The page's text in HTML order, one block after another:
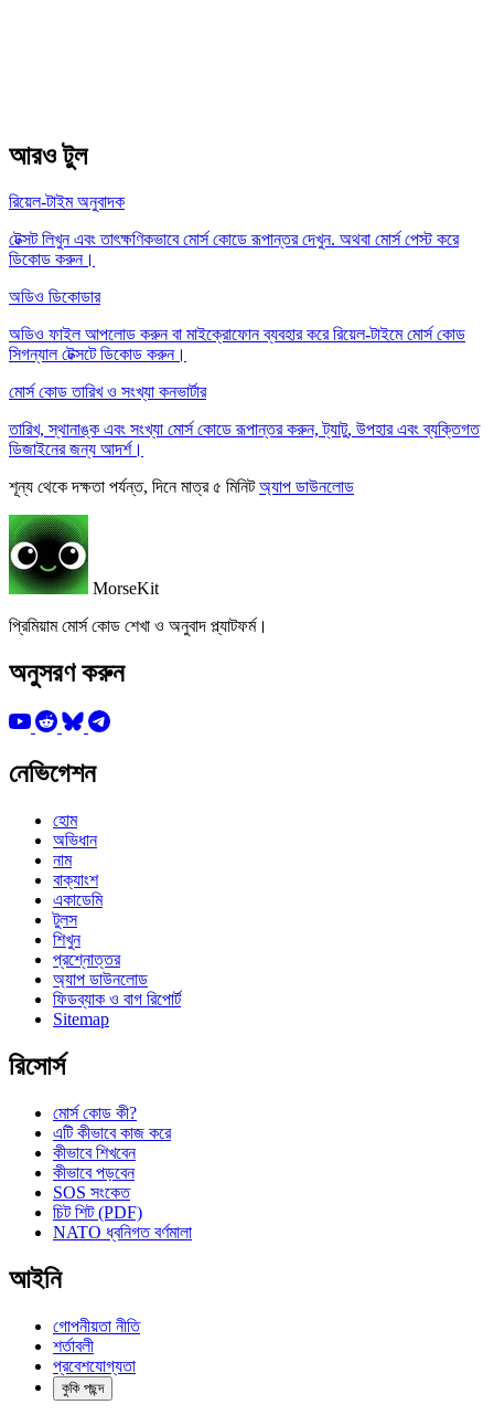
আরও টুল
রিয়েল-টাইম অনুবাদক
টেক্সট লিখুন এবং তাৎক্ষণিকভাবে মোর্স কোডে রূপান্তর দেখুন. অথবা মোর্স পেস্ট করে
ডিকোড করুন।
অডিও ডিকোডার
অডিও ফাইল আপলোড করুন বা মাইক্রোফোন ব্যবহার করে রিয়েল-টাইমে মোর্স কোড
সিগন্যাল টেক্সটে ডিকোড করুন।
মোর্স কোড তারিখ ও সংখ্যা কনভার্টার
তারিখ, স্থানাঙ্ক এবং সংখ্যা মোর্স কোডে রূপান্তর করুন, ট্যাটু, উপহার এবং ব্যক্তিগত
ডিজাইনের জন্য আদর্শ।
শূন্য থেকে দক্ষতা পর্যন্ত, দিনে মাত্র ৫ মিনিটঅ্যাপ ডাউনলোড
MorseKit
প্রিমিয়াম মোর্স কোড শেখা ও অনুবাদ প্ল্যাটফর্ম।
অনুসরণ করুন
নেভিগেশন
হোম
অভিধান
নাম
বাক্যাংশ
একাডেমি
টুলস
শিখুন
প্রশ্নোত্তর
অ্যাপ ডাউনলোড
ফিডব্যাক ও বাগ রিপোর্ট
Sitemap
রিসোর্স
মোর্স কোড কী?
এটি কীভাবে কাজ করে
কীভাবে শিখবেন
কীভাবে পড়বেন
SOS সংকেত
চিট শিট (PDF)
NATO ধ্বনিগত বর্ণমালা
আইনি
গোপনীয়তা নীতি
শর্তাবলী
প্রবেশযোগ্যতা
কুকি পছন্দ